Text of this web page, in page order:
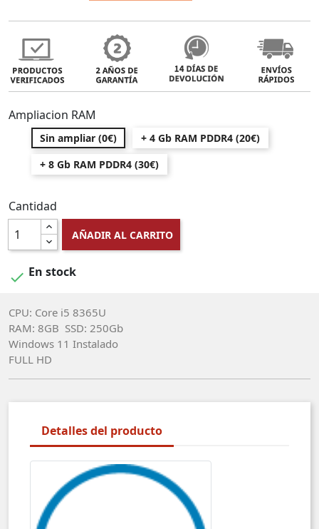
Ampliacion RAM
Sin ampliar (0€)
+ 4 Gb RAM PDDR4 (20€)
+ 8 Gb RAM PDDR4 (30€)
Cantidad
AÑADIR AL CARRITO
 En stock
CPU: Core i5 8365U
RAM: 8GB SSD: 250Gb
Windows 11 Instalado
FULL HD
Detalles del producto